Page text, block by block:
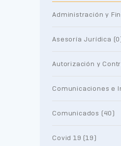
Administración y
Asesoría Jurídica
Autorización y
Comunicaciones e
Comunicados (40)
Covid 19 (19)